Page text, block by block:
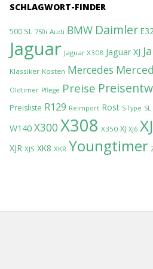
SCHLAGWORT-FINDER
500 SL 750i Audi BMW Daimler E32
Jaguar Jaguar X308 Jaguar XJ
Klassiker Kosten Mercedes
Oldtimer Pflege Preise
Preisliste R129 Reimport Rost S-Type SL
W140 X300 X308 X350 XJ XJ6
XJR XJS XK8 XKR Youngtimer